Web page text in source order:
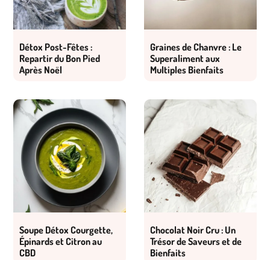
Détox Post-Fêtes :
Repartir du Bon Pied
Après Noël
Graines de Chanvre : Le
Superaliment aux
Multiples Bienfaits
Soupe Détox Courgette,
Épinards et Citron au
CBD
Chocolat Noir Cru : Un
Trésor de Saveurs et de
Bienfaits